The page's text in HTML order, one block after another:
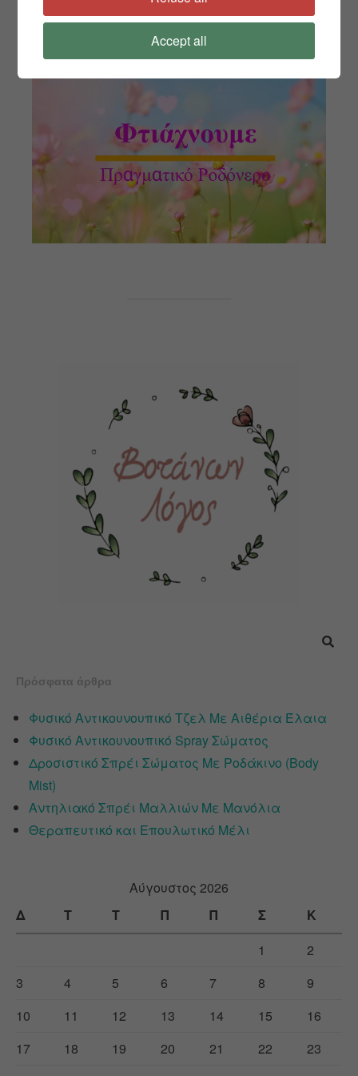
είναι να μαζέψετε τριαντάφυλλα. Καλή
Πρόσφατα άρθρα
Φυσικό Αντικουνουπικό Τζελ Με Αιθέρια Έλαια
Φυσικό Αντικουνουπικό Spray Σώματος
Δροσιστικό Σπρέι Σώματος Με Ροδάκινο (Body
Mist)
Αντηλιακό Σπρέι Μαλλιών Με Μανόλια
Θεραπευτικό και Επουλωτικό Μέλι
Αύγουστος 2026
Δ
Τ Τ Π Π Σ
Κ
1
2
3
4 5 6 7 8
9
10
11 12 13 14 15
16
17
18 19 20 21 22
23
Accept all